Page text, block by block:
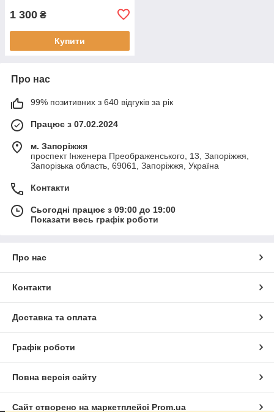
1 300 ₴
Купити
Про нас
99% позитивних з 640 відгуків за рік
Працює з 07.02.2024
м. Запоріжжя
проспект Інженера Преображенського, 13, Запоріжжя,
Запорізька область, 69061, Запоріжжя, Україна
Контакти
Сьогодні працює з 09:00 до 19:00
Показати весь графік роботи
Про нас
Контакти
Доставка та оплата
Графік роботи
Повна версія сайту
Сайт створено на маркетплейсі Prom.ua